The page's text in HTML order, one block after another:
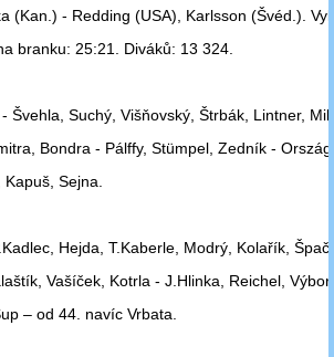
(Kan.) - Redding (USA), Karlsson (Švéd.).
branku: 25:21. Diváků: 13 324.
Švehla, Suchý, Višňovský, Štrbák, Lintner,
Bondra - Pálffy, Stümpel, Zedník -
Sejna.
Hejda, T.Kaberle, Modrý, Kolařík,
Vašíček, Kotrla - J.Hlinka, Reichel,
– od 44. navíc Vrbata.